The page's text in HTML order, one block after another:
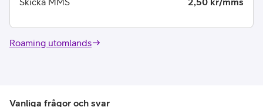
Roaming utomlands
Vanliga frågor och svar